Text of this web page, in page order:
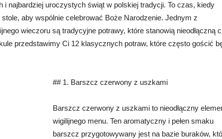
i najbardziej uroczystych świąt w polskiej tradycji. To czas, kiedy
aby wspólnie celebrować Boże Narodzenie. Jednym z
wieczoru są tradycyjne potrawy, które stanowią nieodłączną
przedstawimy Ci 12 klasycznych potraw, które często gościć
## 1. Barszcz czerwony z uszkami
Barszcz czerwony z uszkami to nieodłączny
wigilijnego menu. Ten aromatyczny i pełen smaku
barszcz przygotowywany jest na bazie buraków,